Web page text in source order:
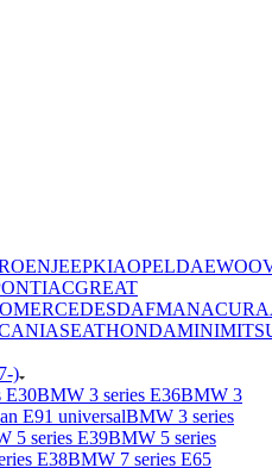
JEEPKIAOPELDAEWOO
GREAT
MERCEDESDAFMANACURA
SEATHONDAMINI
)
E30BMW 3 series E36BMW 3
E91 universalBMW 3 series
5 series E39BMW 5 series
E38BMW 7 series E65